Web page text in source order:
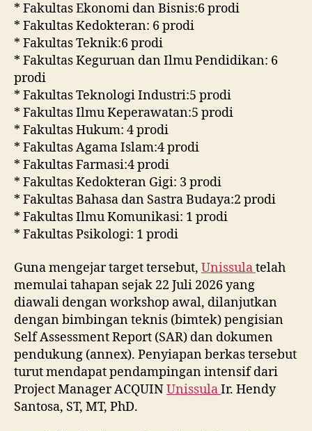
* Fakultas Ekonomi dan Bisnis:6 prodi
* Fakultas Kedokteran: 6 prodi
* Fakultas Teknik:6 prodi
* Fakultas Keguruan dan Ilmu Pendidikan: 6
prodi
* Fakultas Teknologi Industri:5 prodi
* Fakultas Ilmu Keperawatan:5 prodi
* Fakultas Hukum: 4 prodi
* Fakultas Agama Islam:4 prodi
* Fakultas Farmasi:4 prodi
* Fakultas Kedokteran Gigi: 3 prodi
* Fakultas Bahasa dan Sastra Budaya:2 prodi
* Fakultas Ilmu Komunikasi: 1 prodi
* Fakultas Psikologi: 1 prodi
Guna mengejar target tersebut, Unissulatelah
memulai tahapan sejak 22 Juli 2026 yang
diawali dengan workshop awal, dilanjutkan
dengan bimbingan teknis (bimtek) pengisian
Self Assessment Report (SAR) dan dokumen
pendukung (annex). Penyiapan berkas tersebut
turut mendapat pendampingan intensif dari
Project Manager ACQUINUnissulaIr. Hendy
Santosa, ST, MT, PhD.